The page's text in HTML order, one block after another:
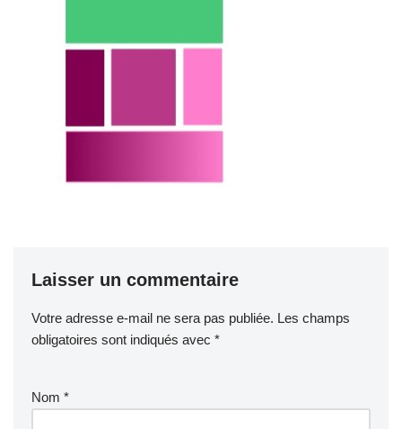
Laisser un commentaire
Votre adresse e-mail ne sera pas publiée. Les champs
obligatoires sont indiqués avec *
Nom *